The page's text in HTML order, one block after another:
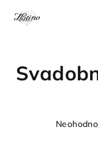
Priemerné